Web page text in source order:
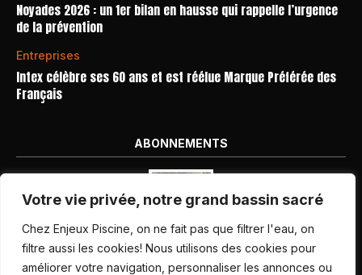
Votre vie privée, notre grand bassin sacré
Chez Enjeux Piscine, on ne fait pas que filtrer l'eau, on
filtre aussi les cookies! Nous utilisons des cookies pour
améliorer votre navigation, personnaliser les annonces ou
Noyades 2026 : un 1er bilan en hausse qui rappelle l’urgence
de la prévention
Entreprises
Intex célèbre ses 60 ans et est réélue Marque Préférée des
Français
ABONNEMENTS